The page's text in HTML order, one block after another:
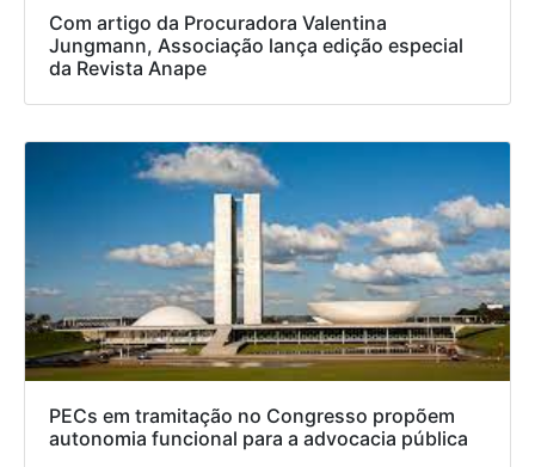
Com artigo da Procuradora Valentina
Jungmann, Associação lança edição especial
da Revista Anape
PECs em tramitação no Congresso propõem
autonomia funcional para a advocacia pública